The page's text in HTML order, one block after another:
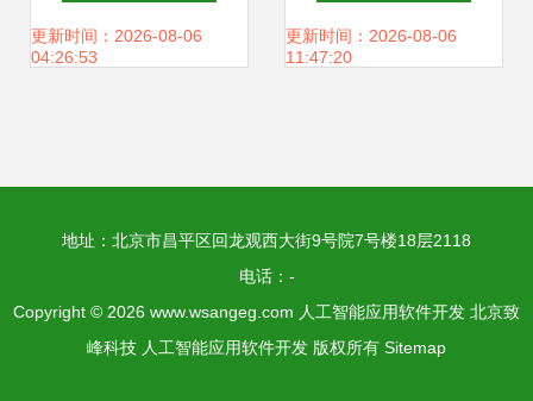
技术发展 聚焦人工
更新时间：2026-08-06
04:26:53
智能愿景与应用软
更新时间：2026-08-06
11:47:20
地址：北京市昌平区回龙观西大街9号院7号楼18层2118
电话：-
Copyright © 2026 www.wsangeg.com 人工智能应用软件开发 北京致
峰科技 人工智能应用软件开发 版权所有 Sitemap